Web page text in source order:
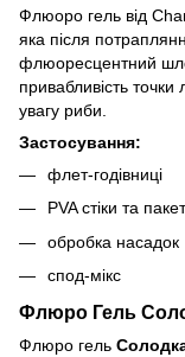
Флюоро гель від
яка після
флюоресцентний
привабливість
увагу риби.
Застосування:
флет-годівниці
PVA стіки та
обробка насадок
спод-мікс
Флюро Гель
Флюро гель